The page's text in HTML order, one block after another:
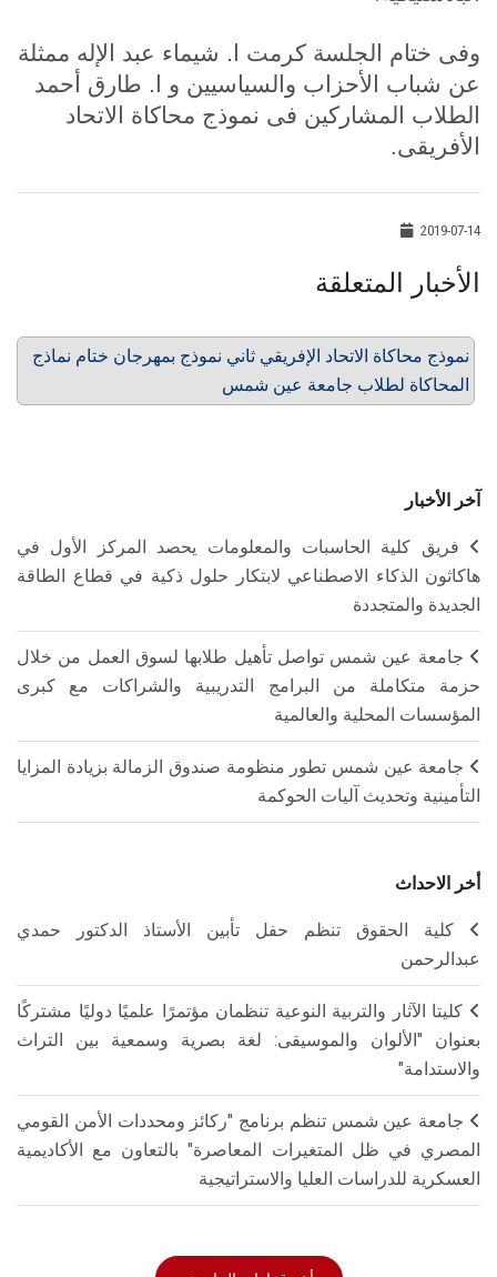
وفى ختام الجلسة كرمت ا. شيماء عبد الإله ممثلة
عن شباب الأحزاب والسياسيين و ا. طارق أحمد
الطلاب المشاركين فى نموذج محاكاة الاتحاد
الأفريقى.
2019-07-14
الأخبار المتعلقة
نموذج محاكاة الاتحاد الإفريقي ثاني نموذج بمهرجان ختام نماذج
المحاكاة لطلاب جامعة عين شمس
آخر الأخبار
فريق كلية الحاسبات والمعلومات يحصد المركز الأول في
هاكاثون الذكاء الاصطناعي لابتكار حلول ذكية في قطاع الطاقة
الجديدة والمتجددة
جامعة عين شمس تواصل تأهيل طلابها لسوق العمل من خلال
حزمة متكاملة من البرامج التدريبية والشراكات مع كبرى
المؤسسات المحلية والعالمية
جامعة عين شمس تطور منظومة صندوق الزمالة بزيادة المزايا
التأمينية وتحديث آليات الحوكمة
أخر الاحداث
كلية الحقوق تنظم حفل تأبين الأستاذ الدكتور حمدي
عبدالرحمن
كليتا الآثار والتربية النوعية تنظمان مؤتمرًا علميًا دوليًا مشتركًا
بعنوان "الألوان والموسيقى: لغة بصرية وسمعية بين التراث
والاستدامة"
جامعة عين شمس تنظم برنامج "ركائز ومحددات الأمن القومي
المصري في ظل المتغيرات المعاصرة" بالتعاون مع الأكاديمية
العسكرية للدراسات العليا والاستراتيجية